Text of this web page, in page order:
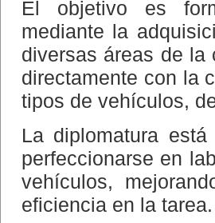
El objetivo es
mediante la
diversas áreas de la
directamente con la
tipos de vehículos,
La diplomatura
perfeccionarse en
vehículos,
eficiencia en la tarea.